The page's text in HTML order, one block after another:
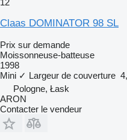
12
Claas DOMINATOR 98 SL
Prix sur demande
Moissonneuse-batteuse
1998
Mini ✓ Largeur de couverture
Pologne, Łask
ARON
Contacter le vendeur